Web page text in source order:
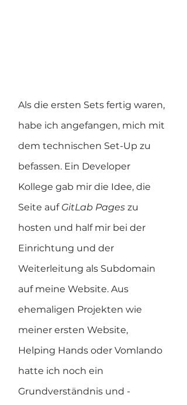
Als die ersten Sets fertig waren,
habe ich angefangen, mich mit
dem technischen Set-Up zu
befassen. Ein Developer
Kollege gab mir die Idee, die
Seite auf GitLab Pages zu
hosten und half mir bei der
Einrichtung und der
Weiterleitung als Subdomain
auf meine Website. Aus
ehemaligen Projekten wie
meiner ersten Website,
Helping Hands oder Vomlando
hatte ich noch ein
Grundverständnis und -